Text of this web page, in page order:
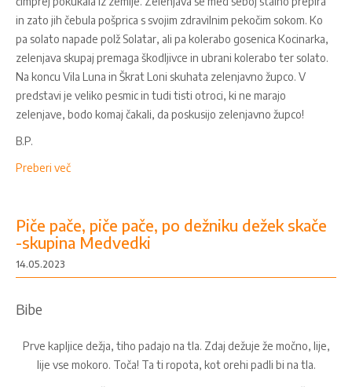
in zato jih čebula pošprica s svojim zdravilnim pekočim sokom. Ko
pa solato napade polž Solatar, ali pa kolerabo gosenica Kocinarka,
zelenjava skupaj premaga škodljivce in ubrani kolerabo ter solato.
Na koncu Vila Luna in Škrat Loni skuhata zelenjavno župco. V
predstavi je veliko pesmic in tudi tisti otroci, ki ne marajo
zelenjave, bodo komaj čakali, da poskusijo zelenjavno župco!
B.P.
Preberi več
Piče pače, piče pače, po dežniku dežek skače
-skupina Medvedki
14.05.2023
Bibe
Prve kapljice dežja, tiho padajo na tla. Zdaj dežuje že močno, lije,
lije vse mokoro. Toča! Ta ti ropota, kot orehi padli bi na tla.